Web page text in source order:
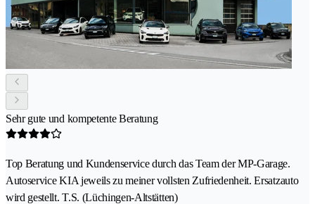
Sehr gute und kompetente Beratung
Top Beratung und Kundenservice durch das Team der MP-Garage.
Autoservice KIA jeweils zu meiner vollsten Zufriedenheit. Ersatzauto
wird gestellt. T.S. (Lüchingen-Altstätten)